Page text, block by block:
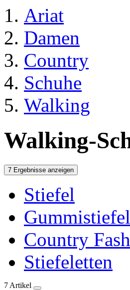
Ariat
Damen
Country
Schuhe
Walking
Walking-
7 Ergebnisse anzeigen
Stiefel
Gummistiefel
Country
Stiefeletten
7 Artikel